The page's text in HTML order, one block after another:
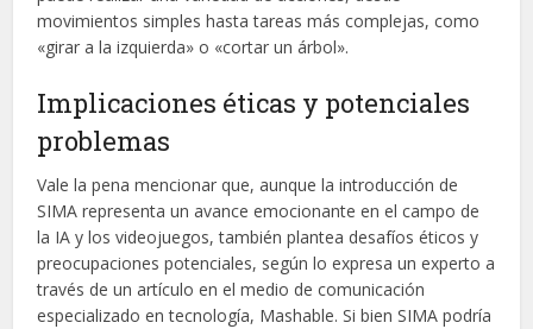
movimientos simples hasta tareas más complejas, como
«girar a la izquierda» o «cortar un árbol».
Implicaciones éticas y potenciales
problemas
Vale la pena mencionar que, aunque la introducción de
SIMA representa un avance emocionante en el campo de
la IA y los videojuegos, también plantea desafíos éticos y
preocupaciones potenciales, según lo expresa un experto a
través de un artículo en el medio de comunicación
especializado en tecnología, Mashable. Si bien SIMA podría